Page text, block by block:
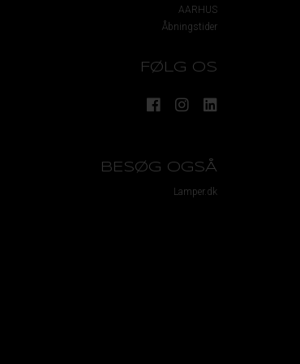
AARHUS
Åbningstider
FØLG OS
BESØG OGSÅ
Lamper.dk